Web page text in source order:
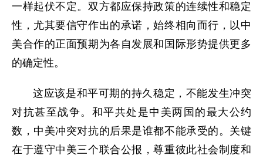
一样起伏不定。双方都应保持政策的连续性和稳定
性，尤其要信守作出的承诺，始终相向而行，以中
美合作的正面预期为各自发展和国际形势提供更多
的确定性。
这应该是和平可期的持久稳定，不能发生冲突
对抗甚至战争。和平共处是中美两国的最大公约
数，中美冲突对抗的后果是谁都不能承受的。关键
在于遵守中美三个联合公报，尊重彼此社会制度和